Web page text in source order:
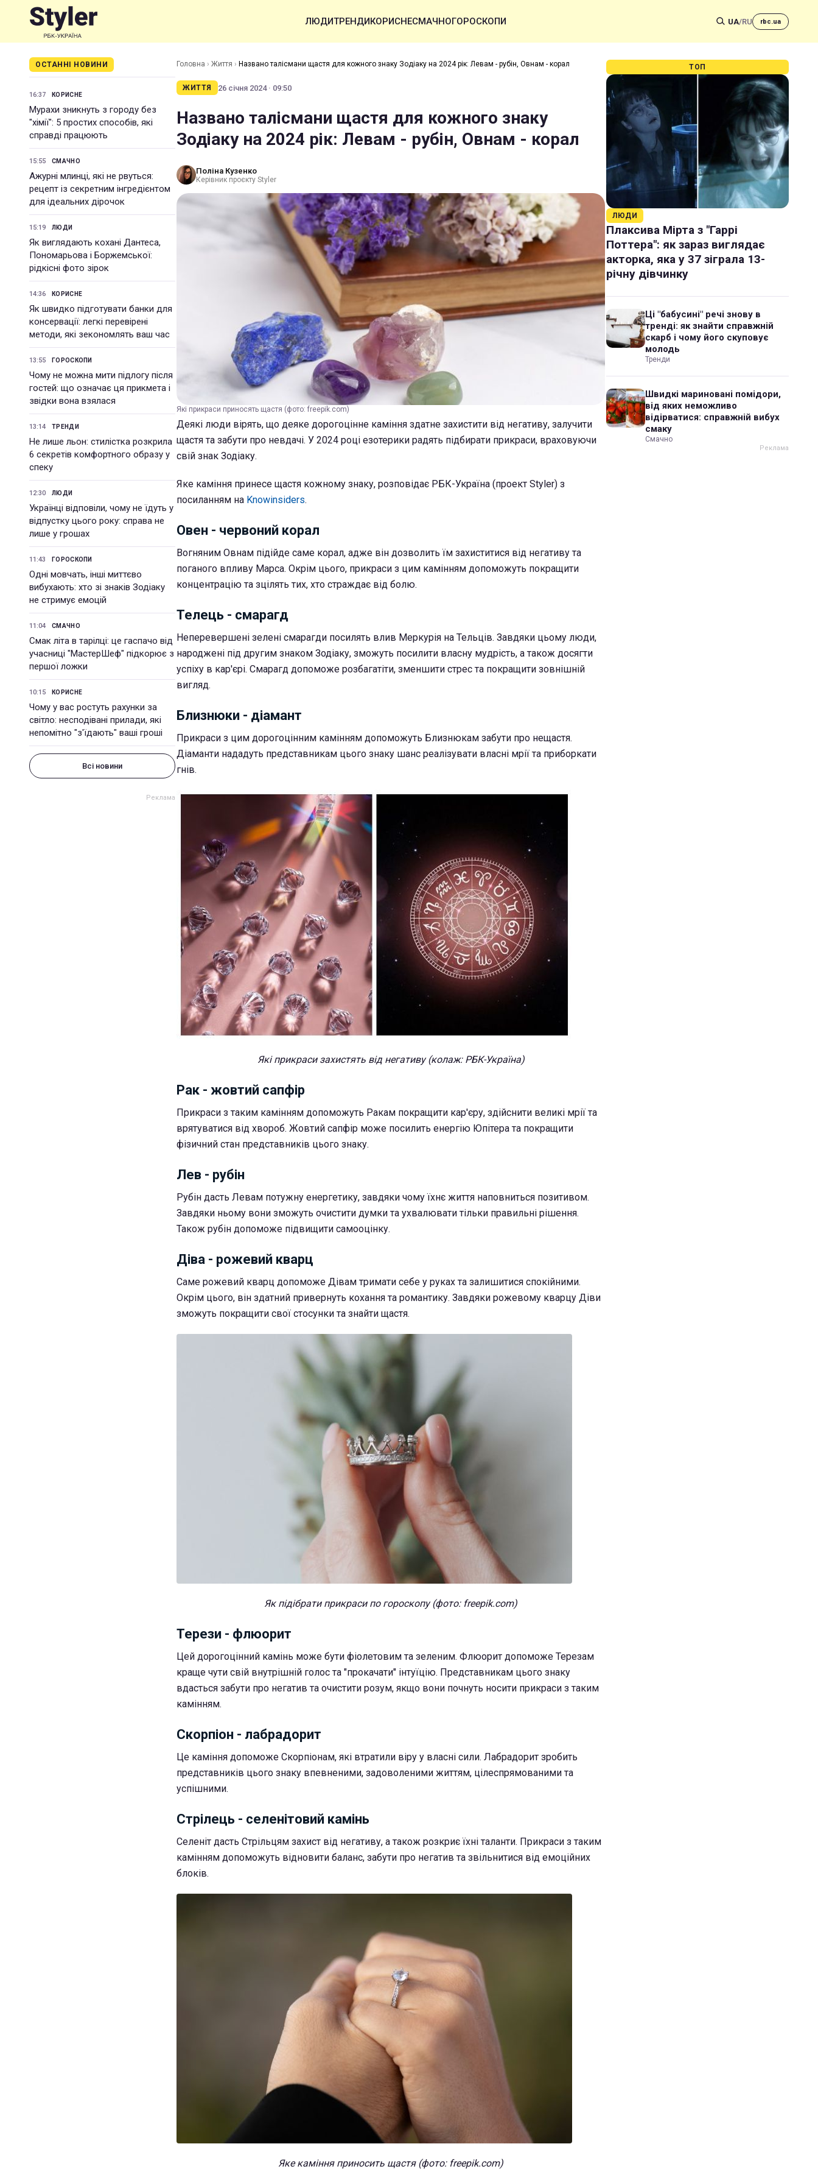
ЛЮДИТРЕНДИКОРИСНЕСМАЧНОГОРОСКОПИ UA/RU rbc.ua
ОСТАННІ НОВИНИ
16:37 КОРИСНЕ
Мурахи зникнуть з городу без
"хімії": 5 простих способів, які
справді працюють
15:55 СМАЧНО
Ажурні млинці, які не рвуться:
рецепт із секретним інгредієнтом
для ідеальних дірочок
15:19 ЛЮДИ
Як виглядають кохані Дантеса,
Пономарьова і Боржемської:
рідкісні фото зірок
14:36 КОРИСНЕ
Як швидко підготувати банки для
консервації: легкі перевірені
методи, які зекономлять ваш час
13:55 ГОРОСКОПИ
Чому не можна мити підлогу після
гостей: що означає ця прикмета і
звідки вона взялася
13:14 ТРЕНДИ
Не лише льон: стилістка розкрила
6 секретів комфортного образу у
спеку
12:30 ЛЮДИ
Українці відповіли, чому не їдуть у
відпустку цього року: справа не
лише у грошах
11:43 ГОРОСКОПИ
Одні мовчать, інші миттєво
вибухають: хто зі знаків Зодіаку
не стримує емоцій
11:04 СМАЧНО
Смак літа в тарілці: це гаспачо від
учасниці "МастерШеф" підкорює з
першої ложки
10:15 КОРИСНЕ
Чому у вас ростуть рахунки за
світло: несподівані прилади, які
непомітно "з'їдають" ваші гроші
Всі новини
Головна › Життя › Названо талісмани щастя для кожного знаку Зодіаку на 2024 рік: Левам - рубін, Овнам - корал
ЖИТТЯ 26 січня 2024 · 09:50
Названо талісмани щастя для кожного знаку
Зодіаку на 2024 рік: Левам - рубін, Овнам - корал
Поліна Кузенко
Керівник проєкту Styler
Які прикраси приносять щастя (фото: freepik.com)
Деякі люди вірять, що деяке дорогоцінне каміння здатне захистити від негативу, залучити
щастя та забути про невдачі. У 2024 році езотерики радять підбирати прикраси, враховуючи
свій знак Зодіаку.
Яке каміння принесе щастя кожному знаку, розповідає РБК-Україна (проект Styler) з
посиланням на Knowinsiders.
Овен - червоний корал
Вогняним Овнам підійде саме корал, адже він дозволить їм захиститися від негативу та
поганого впливу Марса. Окрім цього, прикраси з цим камінням допоможуть покращити
концентрацію та зцілять тих, хто страждає від болю.
Телець - смарагд
Неперевершені зелені смарагди посилять влив Меркурія на Тельців. Завдяки цьому люди,
народжені під другим знаком Зодіаку, зможуть посилити власну мудрість, а також досягти
успіху в кар'єрі. Смарагд допоможе розбагатіти, зменшити стрес та покращити зовнішній
вигляд.
Близнюки - діамант
Прикраси з цим дорогоцінним камінням допоможуть Близнюкам забути про нещастя.
Діаманти нададуть представникам цього знаку шанс реалізувати власні мрії та приборкати
гнів.
Які прикраси захистять від негативу (колаж: РБК-Україна)
Рак - жовтий сапфір
Прикраси з таким камінням допоможуть Ракам покращити кар'єру, здійснити великі мрії та
врятуватися від хвороб. Жовтий сапфір може посилить енергію Юпітера та покращити
фізичний стан представників цього знаку.
Лев - рубін
Рубін дасть Левам потужну енергетику, завдяки чому їхнє життя наповниться позитивом.
Завдяки ньому вони зможуть очистити думки та ухвалювати тільки правильні рішення.
Також рубін допоможе підвищити самооцінку.
Діва - рожевий кварц
Саме рожевий кварц допоможе Дівам тримати себе у руках та залишитися спокійними.
Окрім цього, він здатний привернуть кохання та романтику. Завдяки рожевому кварцу Діви
зможуть покращити свої стосунки та знайти щастя.
Як підібрати прикраси по гороскопу (фото: freepik.com)
Терези - флюорит
Цей дорогоцінний камінь може бути фіолетовим та зеленим. Флюорит допоможе Терезам
краще чути свій внутрішній голос та "прокачати" інтуїцію. Представникам цього знаку
вдасться забути про негатив та очистити розум, якщо вони почнуть носити прикраси з таким
камінням.
Скорпіон - лабрадорит
Це каміння допоможе Скорпіонам, які втратили віру у власні сили. Лабрадорит зробить
представників цього знаку впевненими, задоволеними життям, цілеспрямованими та
успішними.
Стрілець - селенітовий камінь
Селеніт дасть Стрільцям захист від негативу, а також розкриє їхні таланти. Прикраси з таким
камінням допоможуть відновити баланс, забути про негатив та звільнитися від емоційних
блоків.
Яке каміння приносить щастя (фото: freepik.com)
ТОП
ЛЮДИ
Плаксива Мірта з "Гаррі
Поттера": як зараз виглядає
акторка, яка у 37 зіграла 13-
річну дівчинку
Ці "бабусині" речі знову в
тренді: як знайти справжній
скарб і чому його скуповує
молодь
Тренди
Швидкі мариновані помідори,
від яких неможливо
відірватися: справжній вибух
смаку
Смачно